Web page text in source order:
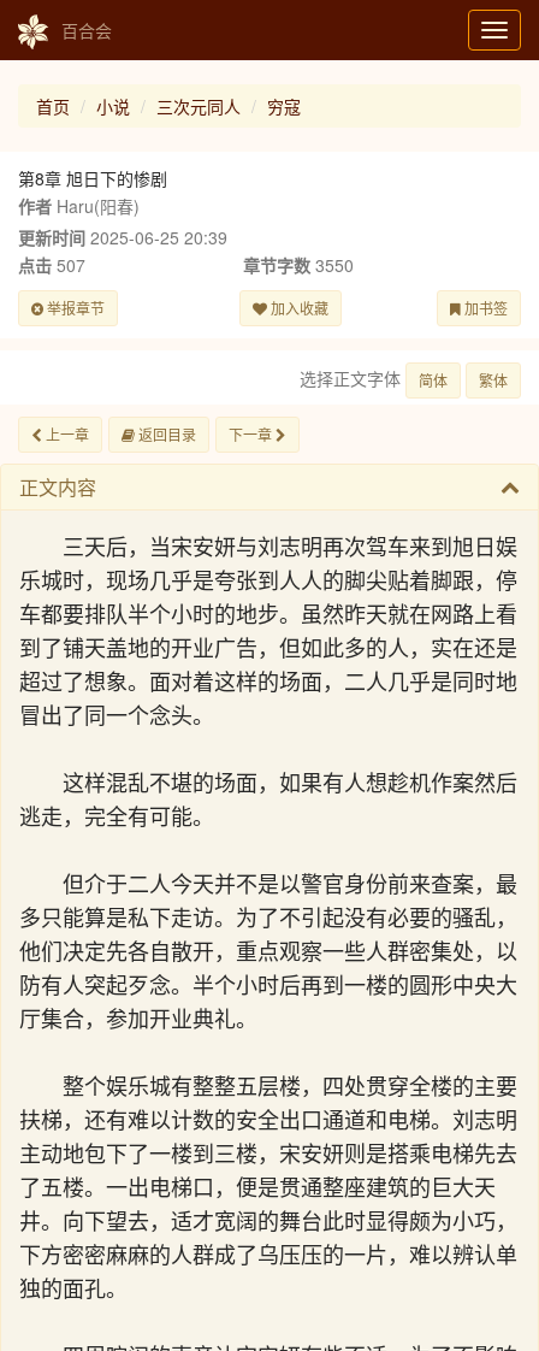
百合会
首页 小说 三次元同人 穷寇
第8章 旭日下的惨剧
作者 Haru(阳春)
更新时间 2025-06-25 20:39
点击 507 章节字数3550
举报章节 加入收藏 加书签
选择正文字体 简体 繁体
上一章 返回目录 下一章
正文内容
三天后，当宋安妍与刘志明再次驾车来到旭日娱
乐城时，现场几乎是夸张到人人的脚尖贴着脚跟，停
车都要排队半个小时的地步。虽然昨天就在网路上看
到了铺天盖地的开业广告，但如此多的人，实在还是
超过了想象。面对着这样的场面，二人几乎是同时地
冒出了同一个念头。
这样混乱不堪的场面，如果有人想趁机作案然后
逃走，完全有可能。
但介于二人今天并不是以警官身份前来查案，最
多只能算是私下走访。为了不引起没有必要的骚乱，
他们决定先各自散开，重点观察一些人群密集处，以
防有人突起歹念。半个小时后再到一楼的圆形中央大
厅集合，参加开业典礼。
整个娱乐城有整整五层楼，四处贯穿全楼的主要
扶梯，还有难以计数的安全出口通道和电梯。刘志明
主动地包下了一楼到三楼，宋安妍则是搭乘电梯先去
了五楼。一出电梯口，便是贯通整座建筑的巨大天
井。向下望去，适才宽阔的舞台此时显得颇为小巧，
下方密密麻麻的人群成了乌压压的一片，难以辨认单
独的面孔。